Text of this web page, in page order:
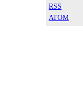
RSS
ATOM